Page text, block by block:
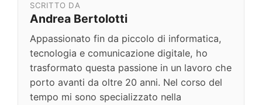
SCRITTO DA
Andrea Bertolotti
Appassionato fin da piccolo di informatica,
tecnologia e comunicazione digitale, ho
trasformato questa passione in un lavoro che
porto avanti da oltre 20 anni. Nel corso del
tempo mi sono specializzato nella